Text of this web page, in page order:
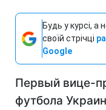
Будь у курсі, а
своїй стрічці
Google
Первый вице-
футбола